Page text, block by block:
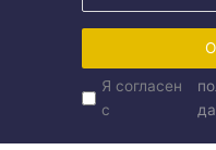
Я согласен
с